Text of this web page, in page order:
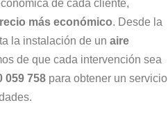
de cada cliente,
más económico. Desde la
la instalación de un aire
de que cada intervención sea
059 758 para obtener un servicio